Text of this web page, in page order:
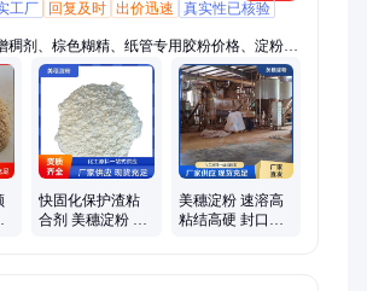
工厂 回复及时 出价迅速
真实性已核验
稠剂、棕色糊精、纸管专用胶粉价格、淀粉定
高粘速溶糊精、胶水用黄糊精、增稠预糊化淀
粉、淀粉胶水用黄糊、玉米预糊化淀粉、石墨
剂黄糊精、碳化硅粘合剂、碳化硅黄糊精粘合
、氮化硅黄糊精粘合剂、特种陶瓷粘合剂、特
剂、铸造结合剂、铸造用黄糊精、型砂粘合
合剂、颗粒肥料粘合剂、木材胶增粘剂
快固化保护渣粘
合剂 美穗淀粉 电
美穗淀粉 速溶高
粘结高硬 封口胶